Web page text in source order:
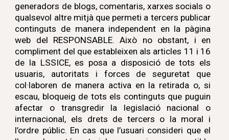
generadors de blogs, comentaris, xarxes socials o
qualsevol altre mitjà que permeti a tercers publicar
continguts de manera independent en la pàgina
web del RESPONSABLE. Això no obstant, i en
compliment del que estableixen als articles 11 i 16
de la LSSICE, es posa a disposició de tots els
usuaris, autoritats i forces de seguretat que
col·laboren de manera activa en la retirada o, si
escau, bloqueig de tots els continguts que puguin
afectar o transgredir la legislació nacional o
internacional, els drets de tercers o la moral i
l’ordre públic. En cas que l’usuari consideri que el